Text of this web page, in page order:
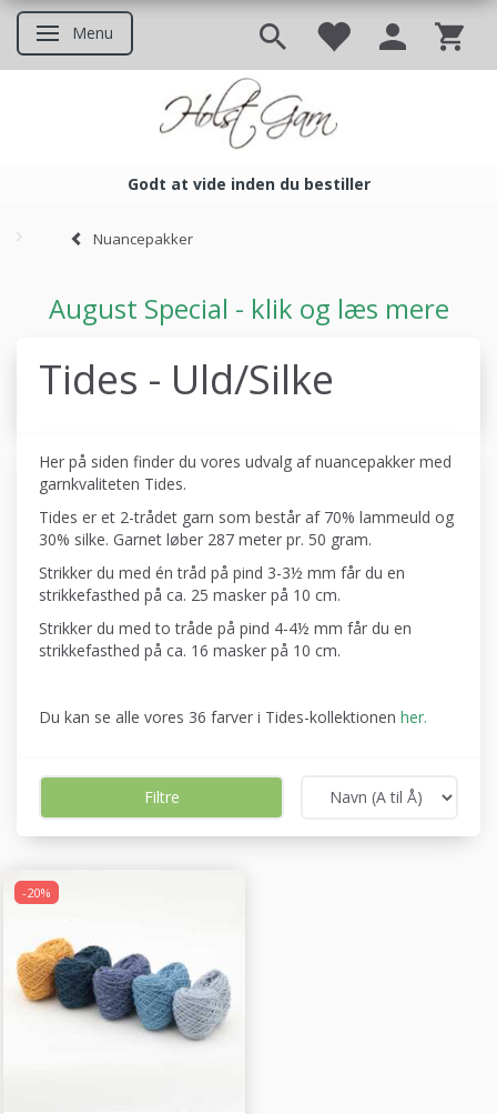
Skifte navigation
Menu
Godt at vide inden du bestiller
Nuancepakker
August Special - klik og læs mere
Tides - Uld/Silke
Her på siden finder du vores udvalg af nuancepakker med
garnkvaliteten Tides.
Tides er et 2-trådet garn som består af 70% lammeuld og
30% silke. Garnet løber 287 meter pr. 50 gram.
Strikker du med én tråd på pind 3-3½ mm får du en
strikkefasthed på ca. 25 masker på 10 cm.
Strikker du med to tråde på pind 4-4½ mm får du en
strikkefasthed på ca. 16 masker på 10 cm.
Du kan se alle vores 36 farver i Tides-kollektionen her.
Filtre
-20%